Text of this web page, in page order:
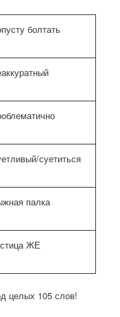
болтать
суетиться
палка
ЖЕ
целых 105 слов!